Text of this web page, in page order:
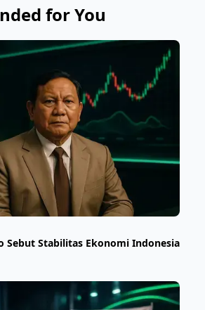
for You
Sebut Stabilitas Ekonomi Indonesia